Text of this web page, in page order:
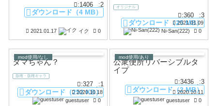
:1406 :2
2021.01.17 イク 0
ダウンロード（4 MB）
オリジナル
:360 :3
2021.01.09
Ni-San(222)
0
ダウンロード（25 MB）
mod使用/なし
タマちゃん？
版権・版権キャラ
:327 :1
2020.10.18
guestuser
0
ダウンロード（252 KB）
mod使用/あり
公衆便所リバーシブルタ
イプ
:3436 :3
2020.10.11
guestuser
0
ダウンロード（2 MB）